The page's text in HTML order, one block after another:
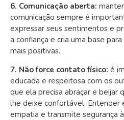
6. Comunicação aberta: m
comunicação sempre é
expressar seus sentimentos e
a confiança e cria uma base
mais positivas.
7. Não force contato físico: é
educada e respeitosa com os
que ela precisa abraçar e beijar
lhe deixe confortável. Entender
empatia e transmite segurança